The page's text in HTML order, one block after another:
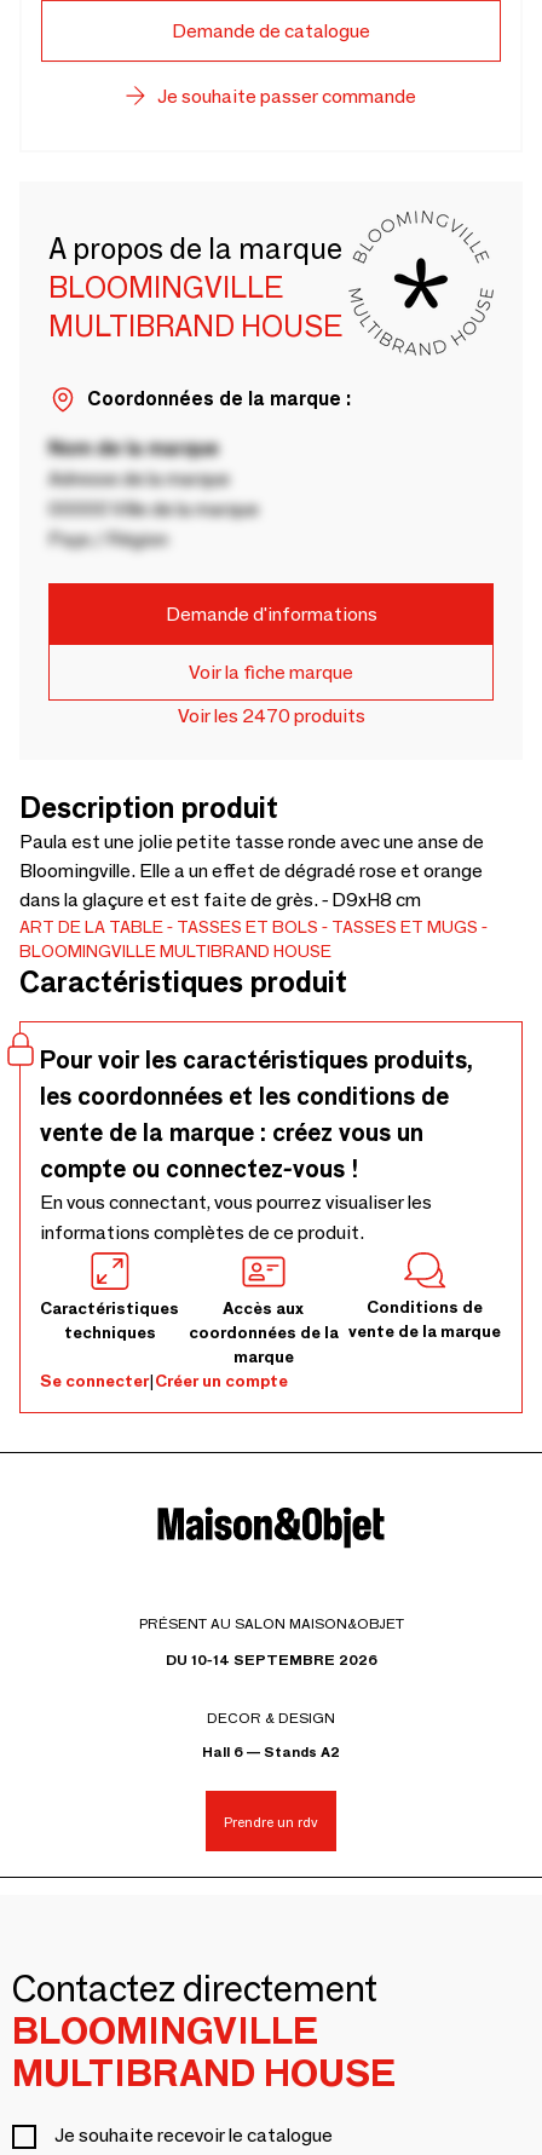
Demande de catalogue
Je souhaite passer commande
A propos de la marque
BLOOMINGVILLE
MULTIBRAND HOUSE
Coordonnées de la marque :
Nom de la marque
Adresse de la marque
00000 Ville de la marque
Pays / Région
Demande d'informations
Voir la fiche marque
Voir les 2470 produits
Description produit
Paula est une jolie petite tasse ronde avec une anse de
Bloomingville. Elle a un effet de dégradé rose et orange
dans la glaçure et est faite de grès. - D9xH8 cm
ART DE LA TABLE TASSES ET BOLS
TASSES ET MUGS
BLOOMINGVILLE MULTIBRAND HOUSE
Caractéristiques produit
Pour voir les caractéristiques produits,
les coordonnées et les conditions de
vente de la marque : créez vous un
compte ou connectez-vous !
En vous connectant, vous pourrez visualiser les
informations complètes de ce produit.
Caractéristiques
techniques
Accès aux
coordonnées de la
marque
Conditions de
vente de la marque
Se connecter|Créer un compte
PRÉSENT AU SALON MAISON&OBJET
DU 10-14 SEPTEMBRE 2026
DECOR & DESIGN
Hall 6 — Stands A2
Prendre un rdv
Contactez directement
BLOOMINGVILLE
MULTIBRAND HOUSE
Je souhaite recevoir le catalogue